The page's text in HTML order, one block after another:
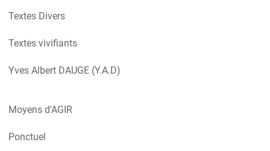
Textes Divers
Textes vivifiants
Yves Albert DAUGE (Y.A.D)
Moyens d'AGIR
Ponctuel